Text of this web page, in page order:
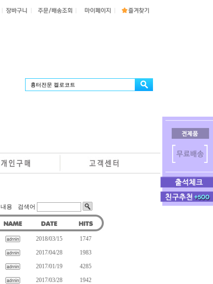
내용 검색어
2018/03/15
1747
2017/04/28
1983
2017/01/19
4285
2017/03/28
1942